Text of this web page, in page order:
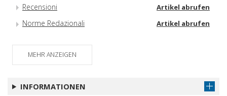
Recensioni Artikel abrufen
Norme Redazionali Artikel abrufen
MEHR ANZEIGEN
INFORMATIONEN